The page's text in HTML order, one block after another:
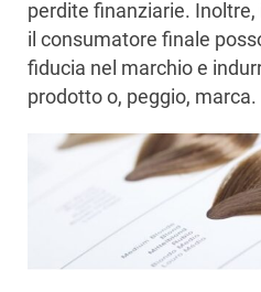
perdite finanziarie.
il consumatore finale
fiducia nel marchio e
prodotto o, peggio, marca.